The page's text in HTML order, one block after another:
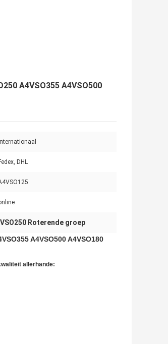
A4VSO355 A4VSO500
DHL
Roterende groep
A4VSO500 A4VSO180
allerhande: